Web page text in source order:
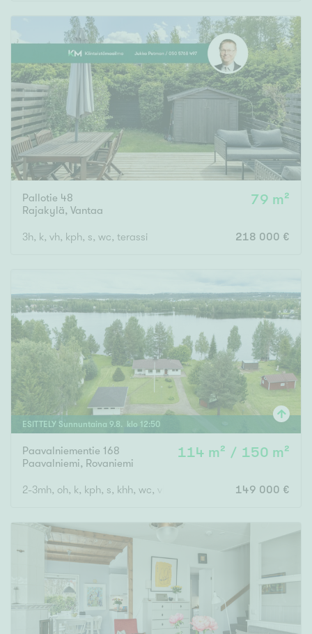
Rakennusvuosi
Uudiskohteet
Vain uudiskohteet Ei uudiskohteita
Arvokohteet
Vain arvokohteet Ei arvokohteita
Hyvä
Tyydyttävä
Välttävä
Ominaisuudet
Järvi- tai merinäköala
Maalämpö
Oma ranta
Oma sauna
Senioriasunto
Pallotie 48
Rajakylä, Vantaa
79 m²
3h, k, vh, kph, s, wc, terassi 218 000 €
ESITTELY Sunnuntaina 9.8. klo 12:50
Paavalniementie 168
Paavalniemi, Rovaniemi
114 m² / 150 m²
2-3mh, oh, k, kph, s, khh, wc, vh 149 000 €